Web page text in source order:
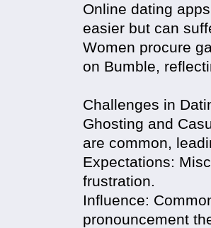
Online dating
easier but can
Women procure
on Bumble,
Challenges in
Ghosting and
are common,
Expectations:
frustration.
Influence:
pronouncement